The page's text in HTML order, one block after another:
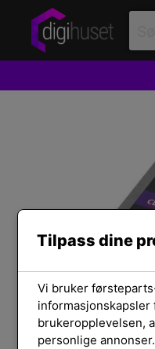
Tilpass dine
Vi bruker
informasjonskapsler
brukeropplevelsen,
personlige